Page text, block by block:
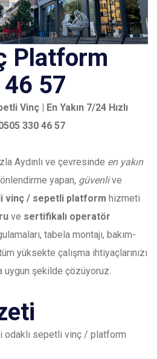
Platform
57
Vinç | En Yakın 7/24 Hızlı
330 46 57
Aydınlı ve çevresinde en yakın
yapan, güvenlive
vinç / sepetli platform hizmeti
ve sertifikalı operatör
tabela montajı, bakım-
yüksekte çalışma ihtiyaçlarınızı
uygun şekilde çözüyoruz.
odaklı sepetli vinç / platform